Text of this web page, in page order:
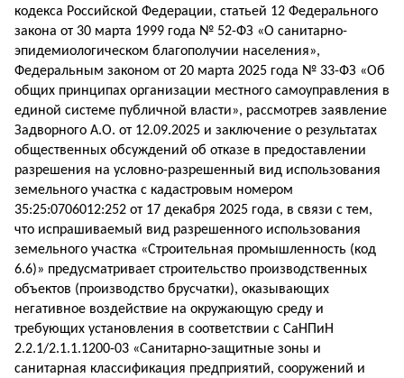
кодекса Российской Федерации, статьей 12 Федерального
закона от 30 марта 1999 года № 52-ФЗ «О санитарно-
эпидемиологическом благополучии населения»,
Федеральным законом от 20 марта 2025 года № 33-ФЗ «Об
общих принципах организации местного самоуправления в
единой системе публичной власти», рассмотрев заявление
Задворного А.О. от 12.09.2025 и заключение о результатах
общественных обсуждений об отказе в предоставлении
разрешения на условно-разрешенный вид использования
земельного участка с кадастровым номером
35:25:0706012:252 от 17 декабря 2025 года, в связи с тем,
что испрашиваемый вид разрешенного использования
земельного участка «Строительная промышленность (код
6.6)» предусматривает строительство производственных
объектов (производство брусчатки), оказывающих
негативное воздействие на окружающую среду и
требующих установления в соответствии с СаНПиН
2.2.1/2.1.1.1200-03 «Санитарно-защитные зоны и
санитарная классификация предприятий, сооружений и